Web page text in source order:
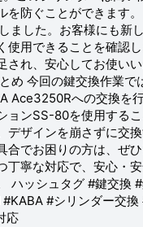
を防ぐことができます
ました。お客様にも新
使用できることを確認
され、安心してお使い
め 今回の鍵交換作業で
Ace3250Rへの交換を
ョンSS-80を使用する
デザインを崩さずに交
合でお困りの方は、ぜ
丁寧な対応で、安心・
ハッシュタグ #鍵交換
#シリンダー交
応